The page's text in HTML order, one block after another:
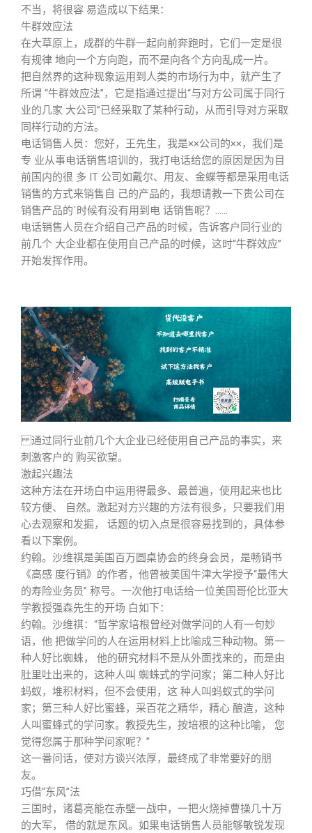
不当，将很容 易造成以下结果：
牛群效应法
在大草原上，成群的牛群一起向前奔跑时，它们一定是很
有规律 地向一个方向跑，而不是向各个方向乱成一片。
把自然界的这种现象运用到人类的市场行为中，就产生了
所谓 “牛群效应法”，它是指通过提出“与对方公司属于同行
业的几家 大公司”已经采取了某种行动，从而引导对方采取
同样行动的方法。
电话销售人员：您好，王先生，我是××公司的××，我们是
专 业从事电话销售培训的，我打电话给您的原因是因为目
前国内的很 多 IT 公司如戴尔、用友、金蝶等都是采用电话
销售的方式来销售自 己的产品的，我想请教一下贵公司在
销售产品的`时候有没有用到电 话销售呢？……
电话销售人员在介绍自己产品的时候，告诉客户同行业的
前几个 大企业都在使用自己产品的时候，这时“牛群效应”
开始发挥作用。
通过同行业前几个大企业已经使用自己产品的事实，来
刺激客户的 购买欲望。
激起兴趣法
这种方法在开场白中运用得最多、最普遍，使用起来也比
较方便、 自然。激起对方兴趣的方法有很多，只要我们用
心去观察和发掘， 话题的切入点是很容易找到的，具体参
看以下案例。
约翰。沙维祺是美国百万圆桌协会的终身会员，是畅销书
《高感 度行销》的作者，他曾被美国牛津大学授予“最伟大
的寿险业务员” 称号。一次他打电话给一位美国哥伦比亚大
学教授强森先生的开场 白如下：
约翰。沙维祺：“哲学家培根曾经对做学问的人有一句妙
语，他 把做学问的人在运用材料上比喻成三种动物。第一
种人好比蜘蛛， 他的研究材料不是从外面找来的，而是由
肚里吐出来的，这种人叫 蜘蛛式的学问家；第二种人好比
蚂蚁，堆积材料，但不会使用，这 种人叫蚂蚁式的学问
家；第三种人好比蜜蜂，采百花之精华，精心 酿造，这种
人叫蜜蜂式的学问家。教授先生，按培根的这种比喻， 您
觉得您属于那种学问家呢？”
这一番问话，使对方谈兴浓厚，最终成了非常要好的朋
友。
巧借“东风”法
三国时，诸葛亮能在赤壁一战中，一把火烧掉曹操几十万
的大军， 借的就是东风。如果电话销售人员能够敏锐发现